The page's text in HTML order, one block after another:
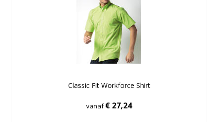
Classic Fit Workforce Shirt
vanaf€ 27,24